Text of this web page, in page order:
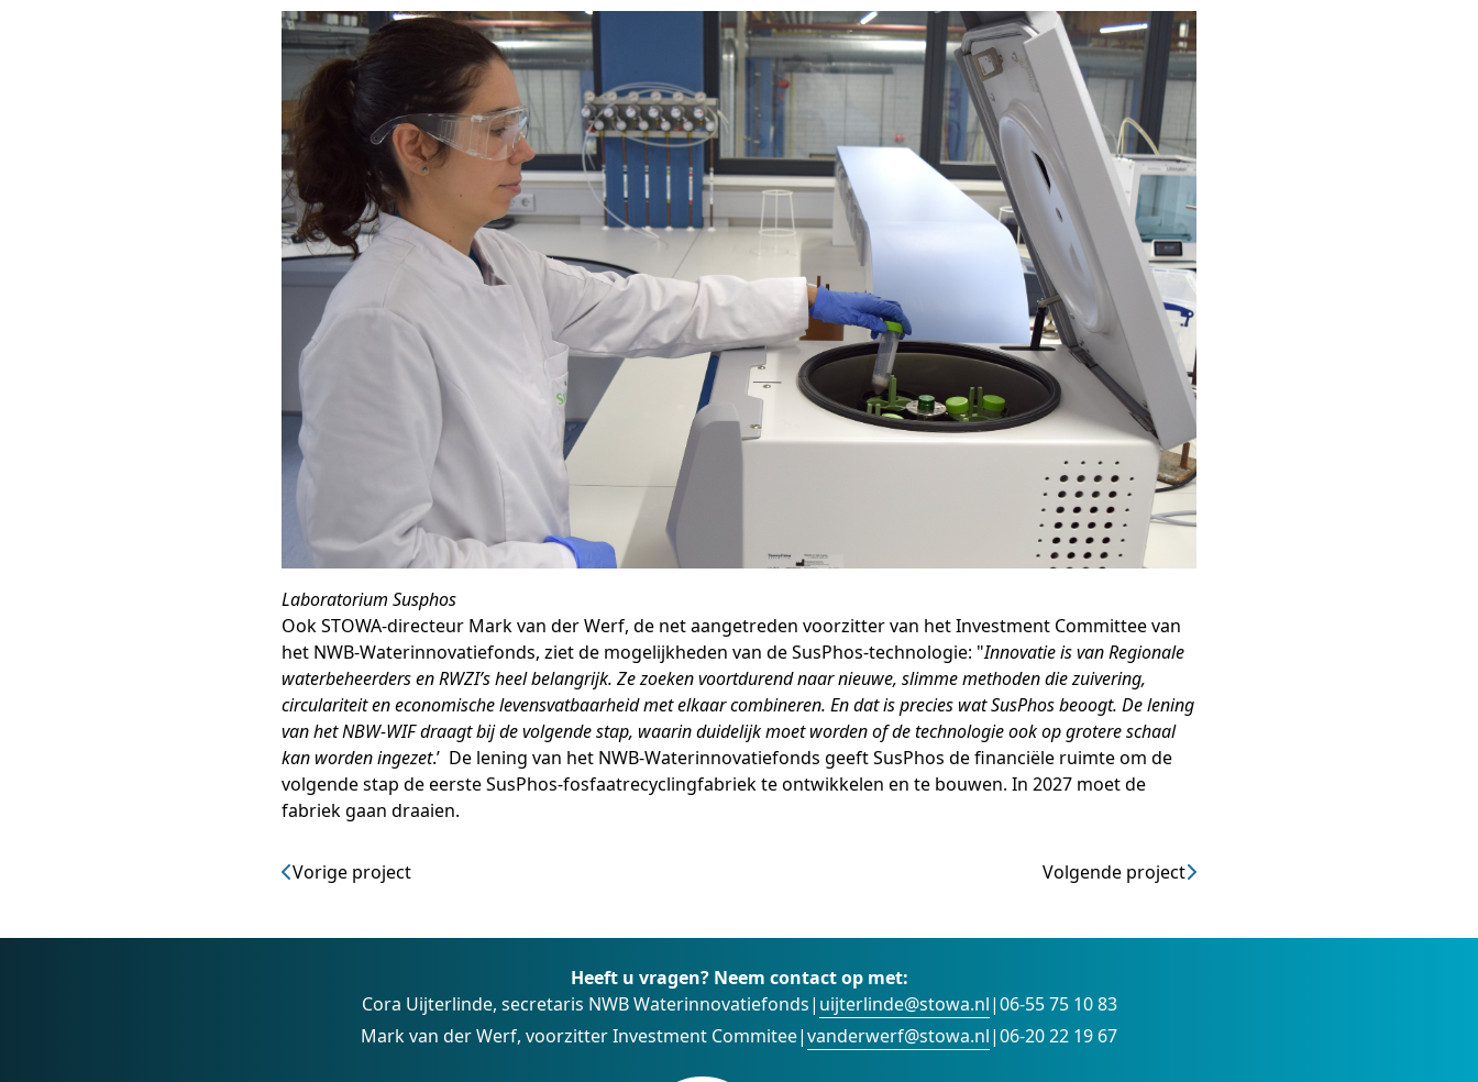
Laboratorium Susphos
Ook STOWA-directeur Mark van der Werf, de net aangetreden voorzitter van het Investment Committee van
het NWB-Waterinnovatiefonds, ziet de mogelijkheden van de SusPhos-technologie: "Innovatie is van Regionale
waterbeheerders en RWZI’s heel belangrijk. Ze zoeken voortdurend naar nieuwe, slimme methoden die zuivering,
circulariteit en economische levensvatbaarheid met elkaar combineren. En dat is precies wat SusPhos beoogt. De lening
van het NBW-WIF draagt bij de volgende stap, waarin duidelijk moet worden of de technologie ook op grotere schaal
kan worden ingezet.’ De lening van het NWB-Waterinnovatiefonds geeft SusPhos de financiële ruimte om de
volgende stap de eerste SusPhos-fosfaatrecyclingfabriek te ontwikkelen en te bouwen. In 2027 moet de
fabriek gaan draaien.
Vorige project Volgende project
Heeft u vragen? Neem contact op met:
Cora Uijterlinde, secretaris NWB Waterinnovatiefonds| uijterlinde@stowa.nl|06-55 75 10 83
Mark van der Werf, voorzitter Investment Commitee|vanderwerf@stowa.nl|06-20 22 19 67